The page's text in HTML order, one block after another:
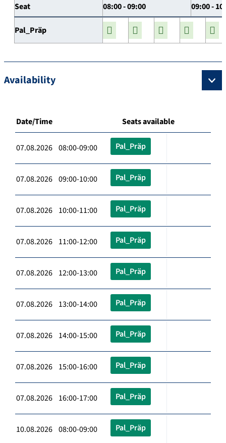
Seat 08:00 - 09:00 09:00 -
Pal_Präp
Availability
Date/Time Seats available
07.08.2026 08:00-09:00 Pal_Präp
07.08.2026 09:00-10:00 Pal_Präp
07.08.2026 10:00-11:00 Pal_Präp
07.08.2026 11:00-12:00 Pal_Präp
07.08.2026 12:00-13:00 Pal_Präp
07.08.2026 13:00-14:00 Pal_Präp
07.08.2026 14:00-15:00 Pal_Präp
07.08.2026 15:00-16:00 Pal_Präp
07.08.2026 16:00-17:00 Pal_Präp
10.08.2026 08:00-09:00 Pal_Präp